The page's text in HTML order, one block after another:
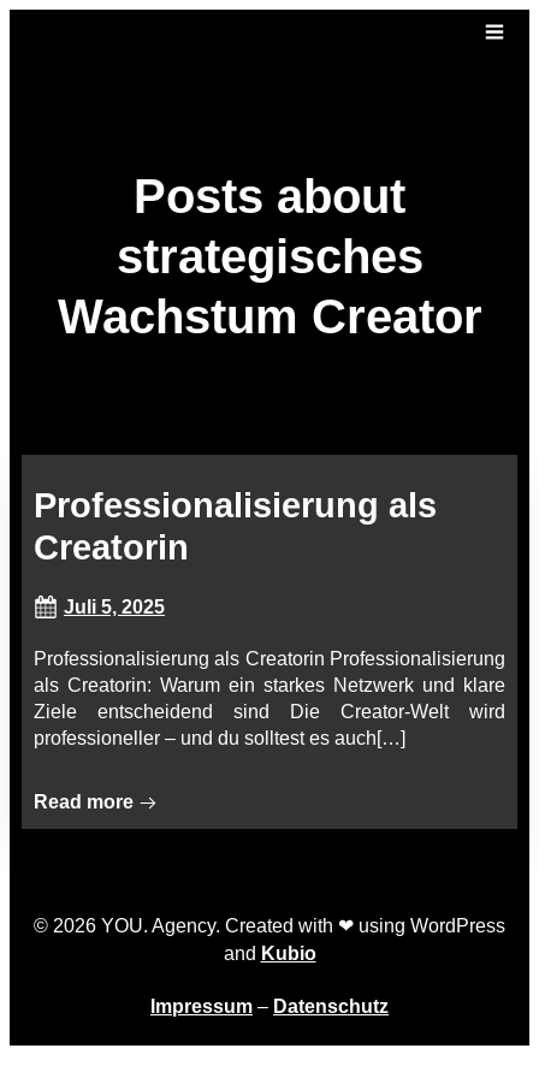
Posts about
strategisches
Wachstum Creator
Professionalisierung als
Creatorin
Juli 5, 2025
Professionalisierung als Creatorin Professionalisierung
als Creatorin: Warum ein starkes Netzwerk und klare
Ziele entscheidend sind Die Creator-Welt wird
professioneller – und du solltest es auch[…]
Read more
© 2026 YOU. Agency. Created with ❤ using WordPress
and Kubio
Impressum – Datenschutz